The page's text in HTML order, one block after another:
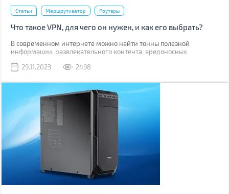
Статьи Маршрутизатор Роутеры
Что такое VPN, для чего он нужен, и как его выбрать?
В современном интернете можно найти тонны полезной
информации, развлекательного контента, вредоносных
вашим персональным данным. Так что защита вашей
цифровые пучины. Обеспечить инкогнито и сохранность
банковских счетов помогает ряд сервисов и технологий, об одной
из которых, а именно о VPN, мы и поговорим в данной статье.
29.11.2023 2498